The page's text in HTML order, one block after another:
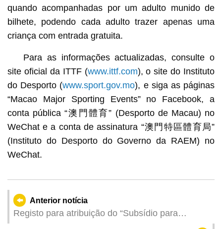
quando acompanhadas por um adulto munido de
bilhete, podendo cada adulto trazer apenas uma
criança com entrada gratuita.
Para as informações actualizadas, consulte o
site oficial da ITTF (www.ittf.com), o site do Instituto
do Desporto (www.sport.gov.mo), e siga as páginas
“Macao Major Sporting Events” no Facebook, a
conta pública “澳門體育” (Desporto de Macau) no
WeChat e a conta de assinatura “澳門特區體育局”
(Instituto do Desporto do Governo da RAEM) no
WeChat.
Anterior notícia
Registo para atribuição do “Subsídio para